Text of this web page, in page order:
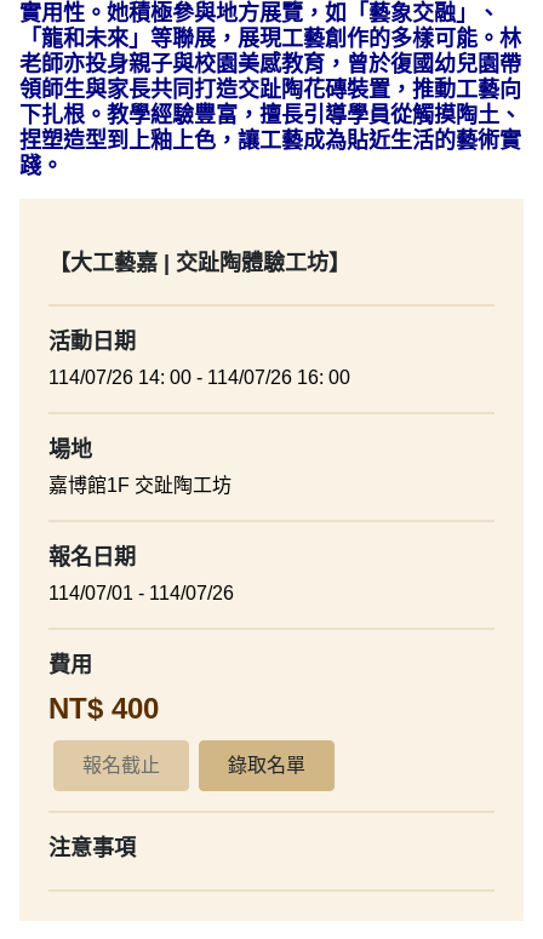
實用性。她積極參與地方展覽，如「藝象交融」、
「龍和未來」等聯展，展現工藝創作的多樣可能。林
老師亦投身親子與校園美感教育，曾於復國幼兒園帶
領師生與家長共同打造交趾陶花磚裝置，推動工藝向
下扎根。教學經驗豐富，擅長引導學員從觸摸陶土、
捏塑造型到上釉上色，讓工藝成為貼近生活的藝術實
踐。
【大工藝嘉 | 交趾陶體驗工坊】
活動日期
114/07/26 14: 00 - 114/07/26 16: 00
場地
嘉博館1F 交趾陶工坊
報名日期
114/07/01 - 114/07/26
費用
NT$ 400
報名截止 錄取名單
注意事項